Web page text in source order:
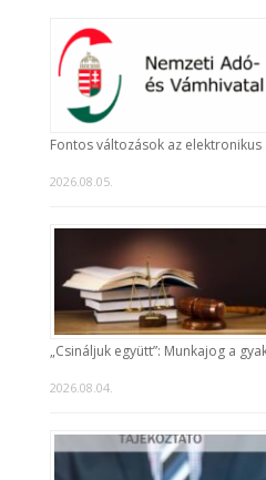
Fontos változások az
2026.08.05.
„Csináljuk együtt”: Munkajog a
2026.08.04.